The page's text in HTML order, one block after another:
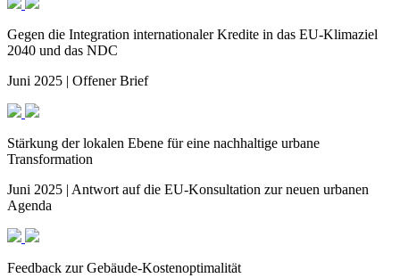
Gegen die Integration internationaler Kredite in das EU-Klimaziel
2040 und das NDC
Juni 2025 | Offener Brief
Stärkung der lokalen Ebene für eine nachhaltige urbane
Transformation
Juni 2025 | Antwort auf die EU-Konsultation zur neuen urbanen
Agenda
Feedback zur Gebäude-Kostenoptimalität